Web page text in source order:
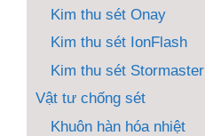
Kim thu sét Onay
Kim thu sét IonFlash
Kim thu sét Stormaster
Vật tư chống sét
Khuôn hàn hóa nhiệt